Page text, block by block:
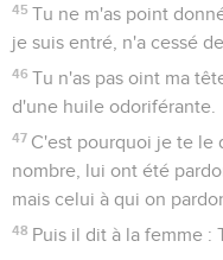
45 Tu ne m'as point
je suis entré, n'a cessé
46 Tu n'as pas oint ma
d'une huile odoriférante.
47 C'est pourquoi je te le
nombre, lui ont été
mais celui à qui on
48 Puis il dit à la femme :